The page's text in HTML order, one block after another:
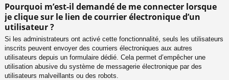
Pourquoi m’est-il demandé de me connecter lorsque
je clique sur le lien de courrier électronique d’un
utilisateur ?
Si les administrateurs ont activé cette fonctionnalité, seuls les utilisateurs
inscrits peuvent envoyer des courriers électroniques aux autres
utilisateurs depuis un formulaire dédié. Cela permet d’empêcher une
utilisation abusive du système de messagerie électronique par des
utilisateurs malveillants ou des robots.